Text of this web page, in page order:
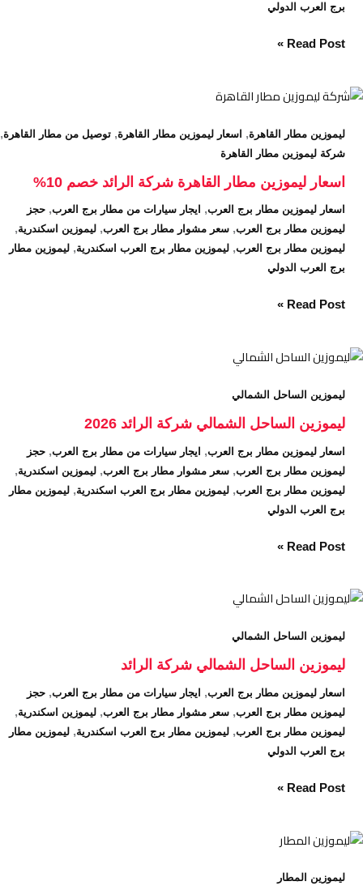
برج العرب الدولي
Read Post »
ليموزين مطار القاهرة, اسعار ليموزين مطار القاهرة, توصيل من مطار القاهرة,
شركة ليموزين مطار القاهرة
اسعار ليموزين مطار القاهرة شركة الرائد خصم 10%
اسعار ليموزين مطار برج العرب, ايجار سيارات من مطار برج العرب, حجز
ليموزين مطار برج العرب, سعر مشوار مطار برج العرب, ليموزين اسكندرية,
ليموزين مطار برج العرب, ليموزين مطار برج العرب اسكندرية, ليموزين مطار
برج العرب الدولي
اسعار
مطار
القاهرة
شركة
خصم
10%
Read Post »
ليموزين الساحل الشمالي
ليموزين الساحل الشمالي شركة الرائد 2026
اسعار ليموزين مطار برج العرب, ايجار سيارات من مطار برج العرب, حجز
ليموزين مطار برج العرب, سعر مشوار مطار برج العرب, ليموزين اسكندرية,
ليموزين مطار برج العرب, ليموزين مطار برج العرب اسكندرية, ليموزين مطار
برج العرب الدولي
ليموزين
الشمالي
شركة
الرائد
2026
Read Post »
ليموزين الساحل الشمالي
ليموزين الساحل الشمالي شركة الرائد
اسعار ليموزين مطار برج العرب, ايجار سيارات من مطار برج العرب, حجز
ليموزين مطار برج العرب, سعر مشوار مطار برج العرب, ليموزين اسكندرية,
ليموزين مطار برج العرب, ليموزين مطار برج العرب اسكندرية, ليموزين مطار
برج العرب الدولي
ليموزين
الشمالي
شركة
الرائد
Read Post »
ليموزين المطار
خدمة
المطار